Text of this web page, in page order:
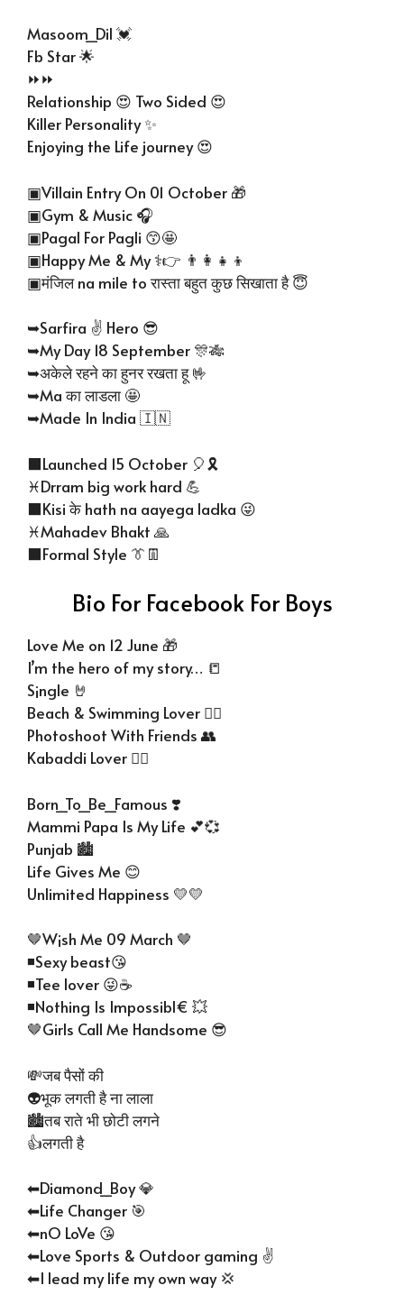
Masoom_Dil 💓
Fb Star 🌟
⏩⏩
Relationship 😍 Two Sided 😍
Killer Personality ✨
Enjoying the Life journey 😍
▣Villain Entry On 01 October 🎁
▣Gym & Music 🎧
▣Pagal For Pagli 😙🤩
▣Happy Me & My ⚕️👉 👨‍👩‍👧‍👦
▣मंजिल na mile to रास्ता बहुत कुछ सिखाता है 😇
➥Sarfira ✌️ Hero 😎
➥My Day 18 September 🎊🎋
➥अकेले रहने का हुनर रखता हू 🤟
➥Ma का लाडला 🤩
➥Made In India 🇮🇳
⬛Launched 15 October 🎈🎗️
♓Drram big work hard 💪
⬛Kisi के hath na aayega ladka 😜
♓Mahadev Bhakt 🙏
⬛Formal Style 👔👖
Bio For Facebook For Boys
Love Me on 12 June 🎁
I’m the hero of my story… 📒
S¡ngle 🤘
Beach & Swimming Lover 🏄🏻
Photoshoot With Friends 👥
Kabaddi Lover 🤼‍♂️
Born_To_Be_Famous ❣️
Mammi Papa Is My Life 💕💞
Punjab 🏙️
Life Gives Me 😊
Unlimited Happiness 💛💛
🤎W¡sh Me 09 March 🤎
◾Sexy beast😘
◾Tee lover 😜☕
◾Nothing Is Impossibl€ 💥
🤎Girls Call Me Handsome 😎
💸जब पैसों की
👽भूक लगती है ना लाला
🏙️तब राते भी छोटी लगने
👍लगती है
⬅Diamond_Boy 💎
⬅Life Changer 🎯
⬅nO LoVe 😘
⬅Love Sports & Outdoor gaming ✌️
⬅I lead my life my own way 💢